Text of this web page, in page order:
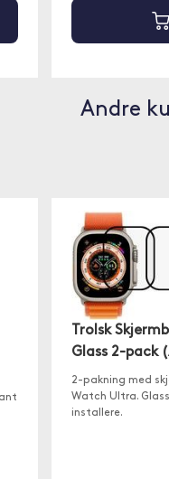
Andre
Trolsk
Glass 2-pack
2-pakning med
Watch Ultra.
installere.